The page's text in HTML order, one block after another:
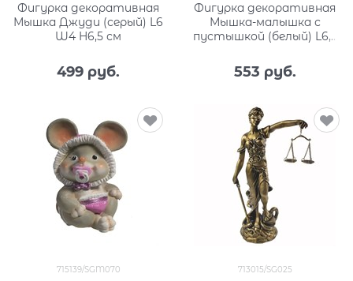
Фигурка декоративная
Мышка Джуди (серый) L6
W4 H6,5 см
499 руб.
Фигурка декоративная
Мышка-малышка с
пустышкой (белый) L6,5
553 руб.
715139/SGM070 713015/SG025